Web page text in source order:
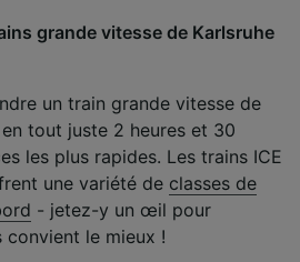
grande vitesse de Karlsruhe
un train grande vitesse de
tout juste 2 heures et 30
les plus rapides. Les trains ICE
une variété de classes de
- jetez-y un œil pour
le mieux !